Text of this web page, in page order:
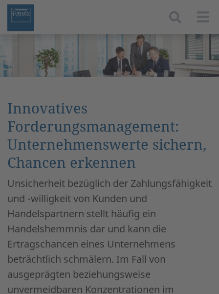
Innovatives
Forderungsmanagement:
Unternehmenswerte sichern,
Chancen erkennen
Unsicherheit bezüglich der Zahlungsfähigkeit
und -willigkeit von Kunden und
Handelspartnern stellt häufig ein
Handelshemmnis dar und kann die
Ertragschancen eines Unternehmens
beträchtlich schmälern. Im Fall von
ausgeprägten beziehungsweise
unvermeidbaren Konzentrationen im